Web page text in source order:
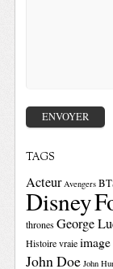
TAGS
Acteur Avengers
Disney
thrones George
Histoire vraie image
John Doe John